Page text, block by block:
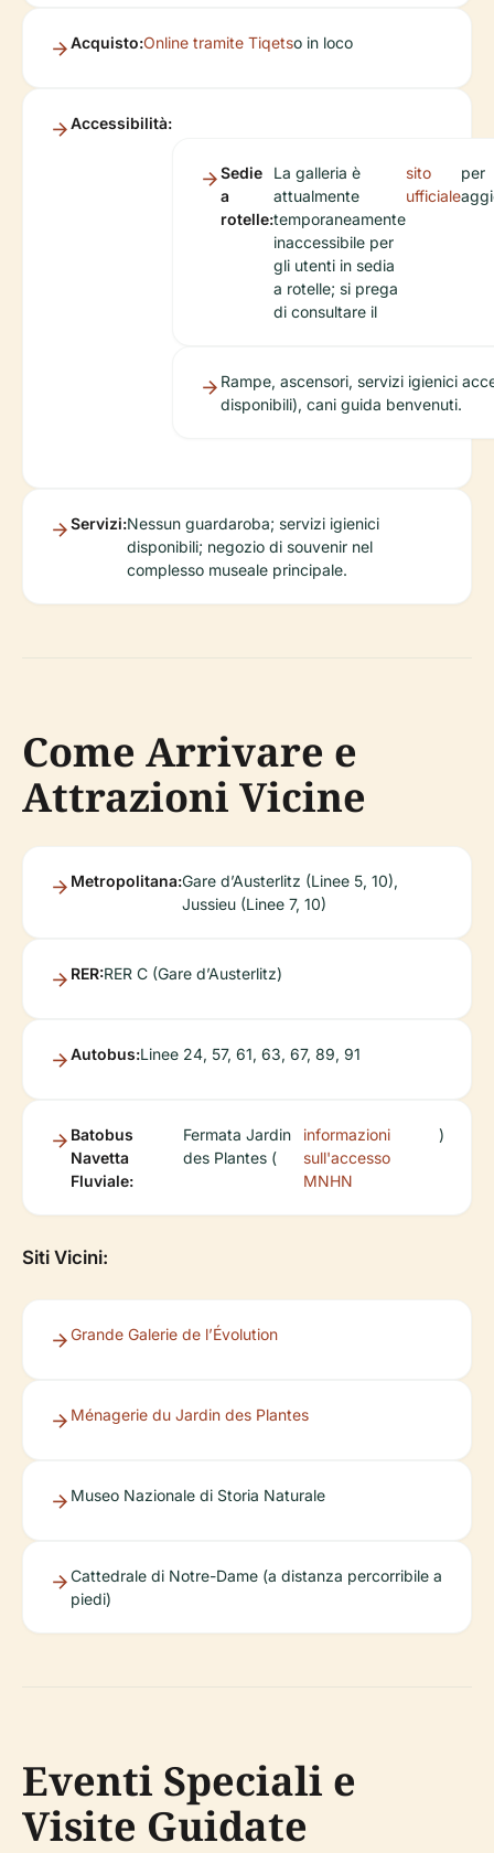
Acquisto:Online tramite Tiqetso in loco
Accessibilità:
Sedie
a
rotelle:
La galleria è
attualmente
temporaneamente
inaccessibile per
gli utenti in sedia
a rotelle; si prega
di consultare il
sito
ufficiale
per
Rampe, ascensori, servizi igienici
disponibili), cani guida benvenuti.
Servizi:Nessun guardaroba; servizi igienici
disponibili; negozio di souvenir nel
complesso museale principale.
Come Arrivare e
Attrazioni Vicine
Metropolitana:Gare d’Austerlitz (Linee 5, 10),
Jussieu (Linee 7, 10)
RER:RER C (Gare d’Austerlitz)
Autobus:Linee 24, 57, 61, 63, 67, 89, 91
Batobus
Navetta
Fluviale:
Fermata Jardin
des Plantes (
informazioni
sull'accesso
MNHN
)
Siti Vicini:
Grande Galerie de l’Évolution
Ménagerie du Jardin des Plantes
Museo Nazionale di Storia Naturale
Cattedrale di Notre-Dame (a distanza percorribile a
piedi)
Eventi Speciali e
Visite Guidate